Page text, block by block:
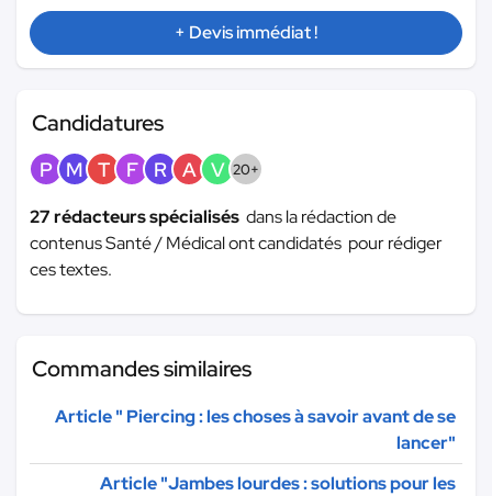
+ Devis immédiat !
Candidatures
P M T F R A V 20+
27 rédacteurs spécialisés dans la rédaction de
contenus Santé / Médical ont candidatés pour rédiger
ces textes.
Commandes similaires
Article " Piercing : les choses à savoir avant de se
lancer"
Article "Jambes lourdes : solutions pour les